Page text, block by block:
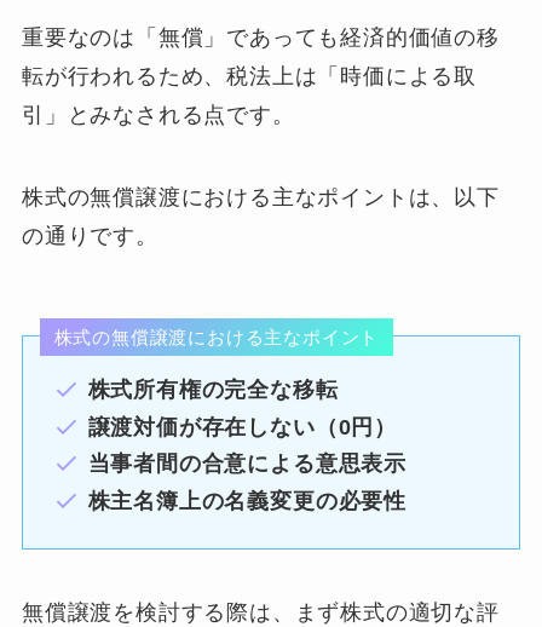
重要なのは「無償」であっても経済的価値の移
転が行われるため、税法上は「時価による取
引」とみなされる点です。
株式の無償譲渡における主なポイントは、以下
の通りです。
株式の無償譲渡における主なポイント
株式所有権の完全な移転
譲渡対価が存在しない（0円）
当事者間の合意による意思表示
株主名簿上の名義変更の必要性
無償譲渡を検討する際は、まず株式の適切な評